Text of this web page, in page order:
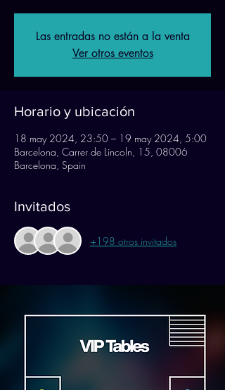
Las entradas no están a la venta
Ver otros eventos
Horario y ubicación
18 may 2024, 23:50 – 19 may 2024, 5:00
Barcelona, Carrer de Lincoln, 15, 08006
Barcelona, Spain
Invitados
+198 otros invitados